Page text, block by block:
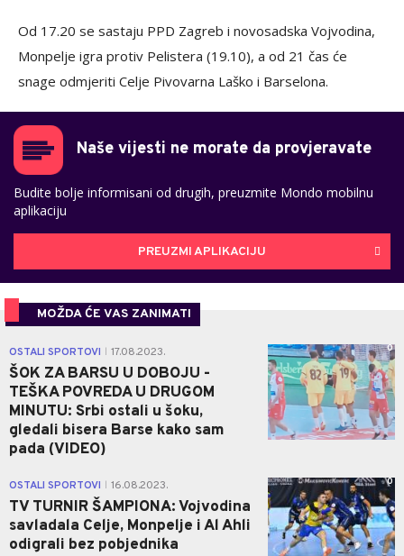
Od 17.20 se sastaju PPD Zagreb i novosadska Vojvodina,
Monpelje igra protiv Pelistera (19.10), a od 21 čas će
snage odmjeriti Celje Pivovarna Laško i Barselona.
Naše vijesti ne morate da provjeravate
Budite bolje informisani od drugih, preuzmite Mondo mobilnu
aplikaciju
PREUZMI APLIKACIJU
MOŽDA ĆE VAS ZANIMATI
OSTALI SPORTOVI 17.08.2023.
ŠOK ZA BARSU U DOBOJU -
TEŠKA POVREDA U DRUGOM
MINUTU: Srbi ostali u šoku,
gledali bisera Barse kako sam
pada (VIDEO)
0
OSTALI SPORTOVI 16.08.2023.
TV TURNIR ŠAMPIONA: Vojvodina
savladala Celje, Monpelje i Al Ahli
odigrali bez pobjednika
0